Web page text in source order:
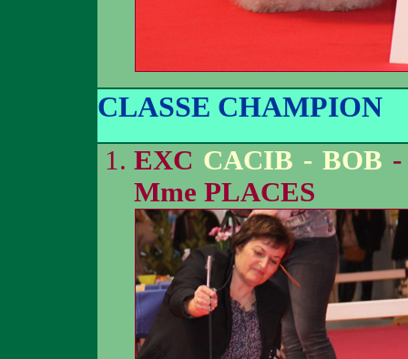
CLASSE CHAMPION
EXC CACIB - BOB
Mme PLACES